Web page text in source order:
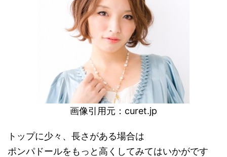
画像引用元： curet.jp
トップに少々、長さがある場合は
ポンパドールをもっと高くしてみてはいかがです